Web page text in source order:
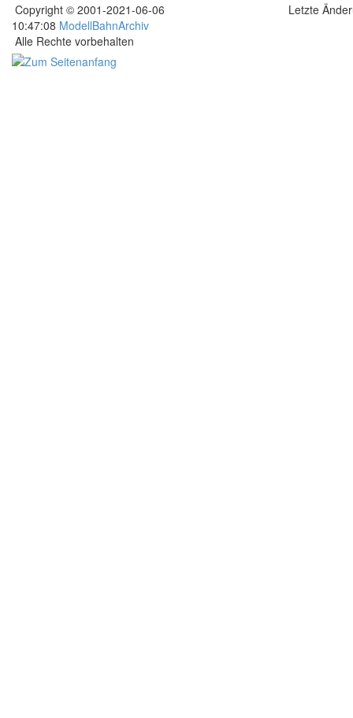
Copyright © 2001-2021-06-06
10:47:08 ModellBahnArchiv
Letzte
Alle Rechte vorbehalten